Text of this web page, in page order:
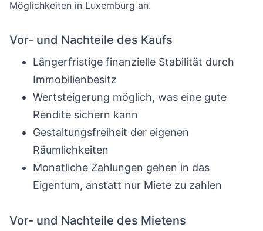
Möglichkeiten in Luxemburg an.
Vor- und Nachteile des Kaufs
Längerfristige finanzielle Stabilität durch
Immobilienbesitz
Wertsteigerung möglich, was eine gute
Rendite sichern kann
Gestaltungsfreiheit der eigenen
Räumlichkeiten
Monatliche Zahlungen gehen in das
Eigentum, anstatt nur Miete zu zahlen
Vor- und Nachteile des Mietens